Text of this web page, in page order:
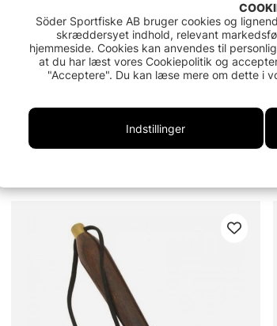
Finnex Ice Fishing Rod HFTC
Söder Sportfiske AB bruger cookies og
skræddersyet indhold, relevant
hjemmeside. Cookies kan anvendes til
at du har læst vores Cookiepolitik og
"Acceptere". Du kan læse mere om dette i
Indstillinger